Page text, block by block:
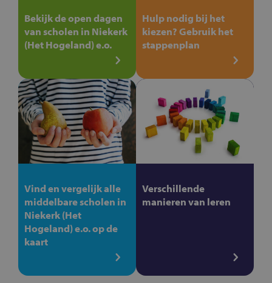
Bekijk de open dagen
van scholen in Niekerk
(Het Hogeland) e.o.
Hulp nodig bij het
kiezen? Gebruik het
stappenplan
Vind en vergelijk alle
middelbare scholen in
Niekerk (Het
Hogeland) e.o. op de
kaart
Verschillende
manieren van leren